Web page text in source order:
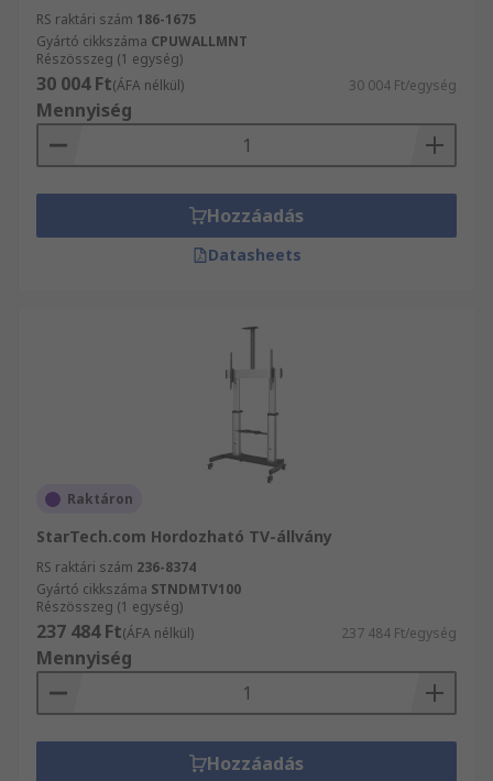
RS raktári szám 186-1675
Gyártó cikkszáma CPUWALLMNT
Részösszeg (1 egység)
30 004 Ft(ÁFA nélkül) 30 004 Ft/egység
Mennyiség
Hozzáadás
Datasheets
Raktáron
StarTech.com Hordozható TV-állvány
RS raktári szám 236-8374
Gyártó cikkszáma STNDMTV100
Részösszeg (1 egység)
237 484 Ft(ÁFA nélkül) 237 484 Ft/egység
Mennyiség
Hozzáadás